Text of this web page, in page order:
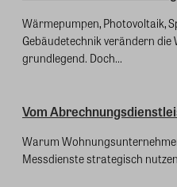
Wärmepumpen, Photovoltaik,
Gebäudetechnik verändern
grundlegend. Doch...
Vom
Warum
Messdienste strategisch